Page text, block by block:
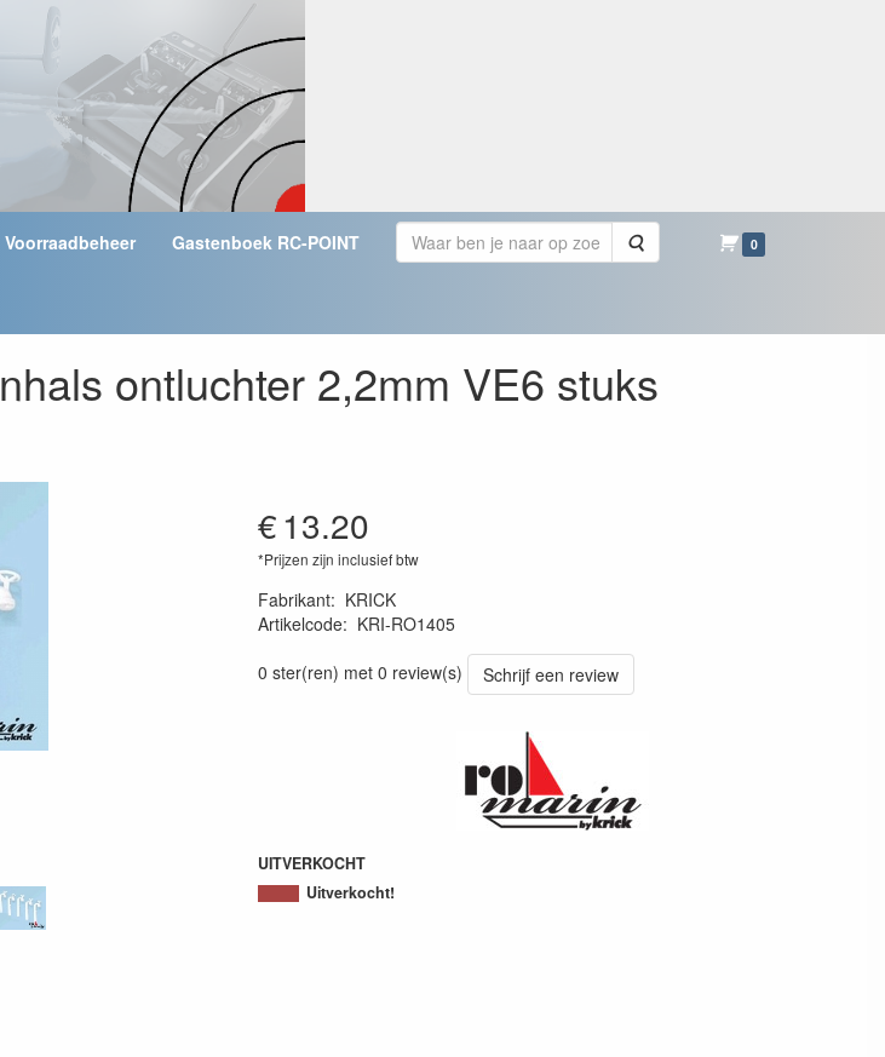
Voorraadbeheer Gastenboek RC-POINT Zoeken 0
ontluchter 2,2mm VE6 stuks
€13.20
*Prijzen zijn inclusief btw
Fabrikant: KRICK
Artikelcode: KRI-RO1405
0 ster(ren) met 0 review(s)
Schrijf een review
UITVERKOCHT
Uitverkocht!